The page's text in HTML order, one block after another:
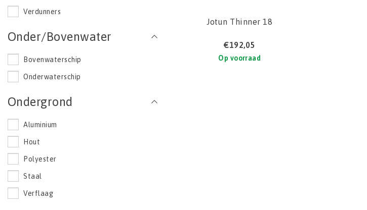
Verdunners
Onder/Bovenwater
Bovenwaterschip
Onderwaterschip
Ondergrond
Aluminium
Hout
Polyester
Staal
Verflaag
Jotun Thinner 18
€192,05
Op voorraad